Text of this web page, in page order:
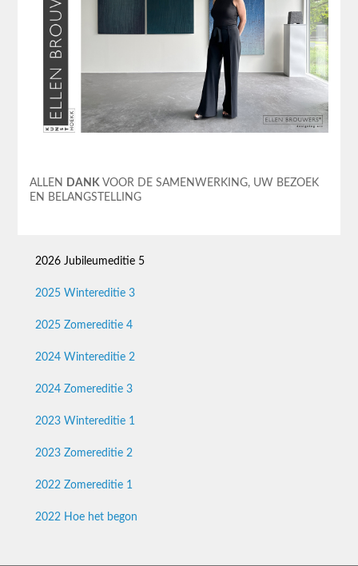
ALLEN DANK VOOR DE SAMENWERKING, UW BEZOEK
EN BELANGSTELLING
2026 Jubileumeditie 5
2025 Wintereditie 3
2025 Zomereditie 4
2024 Wintereditie 2
2024 Zomereditie 3
2023 Wintereditie 1
2023 Zomereditie 2
2022 Zomereditie 1
2022 Hoe het begon